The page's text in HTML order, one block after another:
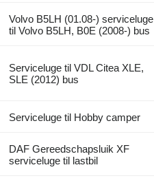
Volvo B5LH (01.08-) serviceluge
til Volvo B5LH, B0E (2008-) bus
Serviceluge til VDL Citea XLE,
SLE (2012) bus
Serviceluge til Hobby camper
DAF Gereedschapsluik XF
serviceluge til lastbil